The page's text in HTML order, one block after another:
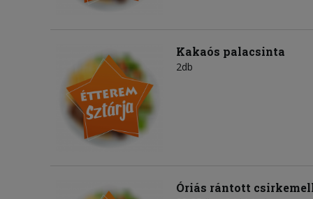
Kakaós palacsinta
2db
Óriás rántott